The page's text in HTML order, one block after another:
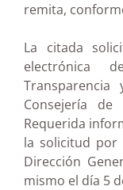
remita,
La citada
electrónica
Consejería de
Requerida
la solicitud por
Dirección
mismo el día 5